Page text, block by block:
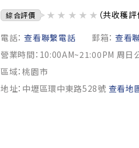
綜合評價 ★ ★ ★ ★ ★ （共收穫
電話： 查看聯繫電話 郵箱： 查看
營業時間：10:00AM~21:00PM 周日
區域：桃園市
地址：中壢區環中東路528號 查看地